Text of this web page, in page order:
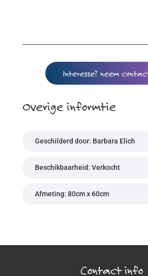
Interesse? neem
Overige informtie
Geschilderd door: Barbara Elich
Beschikbaarheid: Verkocht
Afmeting: 80cm x 60cm
Contact info